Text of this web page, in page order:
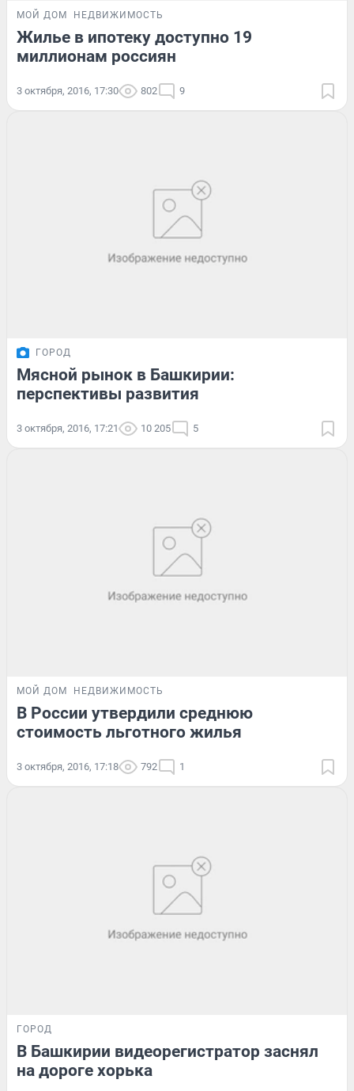
МОЙ ДОМ НЕДВИЖИМОСТЬ
Жилье в ипотеку доступно 19
миллионам россиян
3 октября, 2016, 17:30 802 9
ГОРОД
Мясной рынок в Башкирии:
перспективы развития
3 октября, 2016, 17:21 10 205 5
МОЙ ДОМ НЕДВИЖИМОСТЬ
В России утвердили среднюю
стоимость льготного жилья
3 октября, 2016, 17:18 792 1
ГОРОД
В Башкирии видеорегистратор заснял
на дороге хорька